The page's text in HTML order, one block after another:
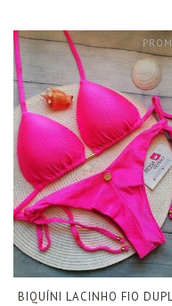
BIQUÍNI LACINHO FIO